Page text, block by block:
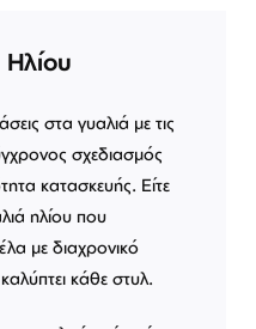
στα γυαλιά με τις
σχεδιασμός
κατασκευής. Είτε
ηλίου που
με διαχρονικό
κάθε στυλ.